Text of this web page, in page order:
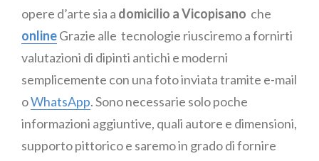
opere d’arte sia a domicilio a Vicopisano che
onlineGrazie alle tecnologie riusciremo a fornirti
valutazioni di dipinti antichi e moderni
semplicemente con una foto inviata tramite e-mail
oWhatsApp. Sono necessarie solo poche
informazioni aggiuntive, quali autore e dimensioni,
supporto pittorico e saremo in grado di fornire